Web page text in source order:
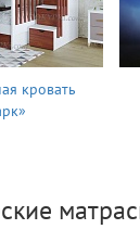
кровать